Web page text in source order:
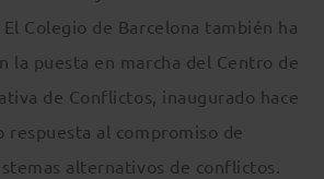
Colegio de Barcelona también ha
la puesta en marcha del Centro de
de Conflictos, inaugurado hace
respuesta al compromiso de
alternativos de conflictos.